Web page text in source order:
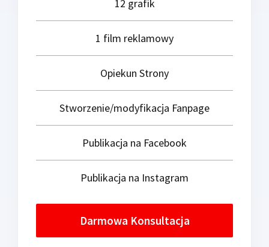
12 grafik
1 film reklamowy
Opiekun Strony
Stworzenie/modyfikacja Fanpage
Publikacja na Facebook
Publikacja na Instagram
Darmowa Konsultacja